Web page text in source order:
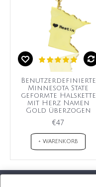
Benutzerdefinierte
Minnesota State
geformte Halskette
mit Herz Namen
Gold überzogen
€47
+ WARENKORB